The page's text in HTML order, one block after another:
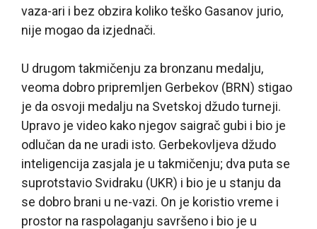
vaza-ari i bez obzira koliko teško Gasanov jurio,
nije mogao da izjednači.
U drugom takmičenju za bronzanu medalju,
veoma dobro pripremljen Gerbekov (BRN) stigao
je da osvoji medalju na Svetskoj džudo turneji.
Upravo je video kako njegov saigrač gubi i bio je
odlučan da ne uradi isto. Gerbekovljeva džudo
inteligencija zasjala je u takmičenju; dva puta se
suprotstavio Svidraku (UKR) i bio je u stanju da
se dobro brani u ne-vazi. On je koristio vreme i
prostor na raspolaganju savršeno i bio je u